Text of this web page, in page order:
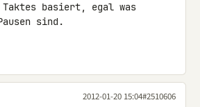
Taktes basiert, egal was
sind.
2012-01-20 15:04#2510606